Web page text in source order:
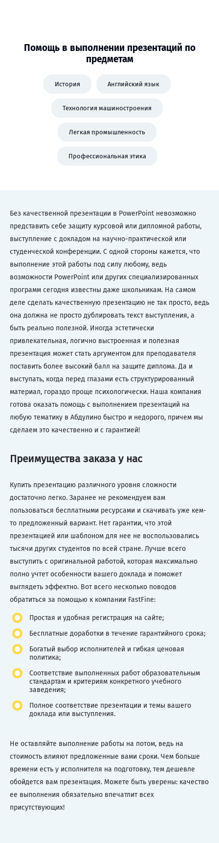
Помощь в выполнении презентаций по
предметам
История Английский язык
Технология машиностроения
Легкая промышленность
Профессиональная этика
Без качественной презентации в PowerPoint невозможно
представить себе защиту курсовой или дипломной работы,
выступление с докладом на научно-практической или
студенческой конференции. С одной стороны кажется, что
выполнение этой работы под силу любому, ведь
возможности PowerPoint или других специализированных
программ сегодня известны даже школьникам. На самом
деле сделать качественную презентацию не так просто, ведь
она должна не просто дублировать текст выступления, а
быть реально полезной. Иногда эстетически
привлекательная, логично выстроенная и полезная
презентация может стать аргументом для преподавателя
поставить более высокий балл на защите диплома. Да и
выступать, когда перед глазами есть структурированный
материал, гораздо проще психологически. Наша компания
готова оказать помощь с выполнением презентаций на
любую тематику в Абдулино быстро и недорого, причем мы
сделаем это качественно и с гарантией!
Преимущества заказа у нас
Купить презентацию различного уровня сложности
достаточно легко. Заранее не рекомендуем вам
пользоваться бесплатными ресурсами и скачивать уже кем-
то предложенный вариант. Нет гарантии, что этой
презентацией или шаблоном для нее не воспользовались
тысячи других студентов по всей стране. Лучше всего
выступить с оригинальной работой, которая максимально
полно учтет особенности вашего доклада и поможет
выглядеть эффектно. Вот всего несколько поводов
обратиться за помощью к компании FastFine:
Простая и удобная регистрация на сайте;
Бесплатные доработки в течение гарантийного срока;
Богатый выбор исполнителей и гибкая ценовая
политика;
Соответствие выполненных работ образовательным
стандартам и критериям конкретного учебного
заведения;
Полное соответствие презентации и темы вашего
доклада или выступления.
Не оставляйте выполнение работы на потом, ведь на
стоимость влияют предложенные вами сроки. Чем больше
времени есть у исполнителя на подготовку, тем дешевле
обойдется вам презентация. Можете быть уверены: качество
ее выполнения обязательно впечатлит всех
присутствующих!